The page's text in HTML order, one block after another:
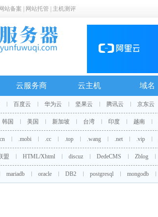
网站备案 网站托管 主机测评
云服务商 云主机 域名
百度云 华为云 坚果云 腾讯云 京东云
韩国 美国 新加坡 台湾 印度 越南
.mobi .cc .top .wang .net .vip
盟 HTML/Xhtml discuz DedeCMS Zblog
mariadb oracle DB2 postgresql mongodb